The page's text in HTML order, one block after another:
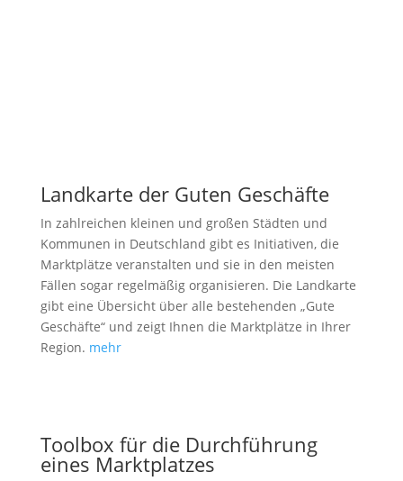
Landkarte der Guten Geschäfte
In zahlreichen kleinen und großen Städten und
Kommunen in Deutschland gibt es Initiativen, die
Marktplätze veranstalten und sie in den meisten
Fällen sogar regelmäßig organisieren. Die Landkarte
gibt eine Übersicht über alle bestehenden „Gute
Geschäfte“ und zeigt Ihnen die Marktplätze in Ihrer
Region. mehr
Toolbox für die Durchführung
eines Marktplatzes